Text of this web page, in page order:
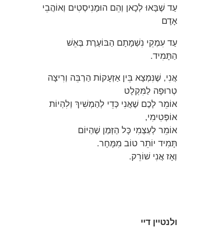
עַד שֶׁבָּאוּ לְכָאן וְהֵם הוּמָנִיסְטִים וְאוֹהֲבֵי
אָדָם
עַד עִמְקֵי נִשְׁמָתָם הַבּוֹעֶרֶת בְּאֵשׁ
הַתָּמִיד.
אֲנִי, שֶׁנִּמְצָא בֵּין אַזְעָקוֹת הַרְבֵּה וְרִיצָה
טְרוּפָה לַמִּקְלָט
אוֹמֵר לָכֶם שֶׁאֲנִי כְּדֵי לְהַמְשִׁיךְ וְלִהְיוֹת
אוֹפְּטִימִי,
אוֹמֵר לְעַצְמִי כָּל הַזְּמַן שֶׁהַיּוֹם
תָּמִיד יוֹתֵר טוֹב מִמָּחָר.
וְאָז אֲנִי שׁוֹרֵק.
ולנטיין דיי